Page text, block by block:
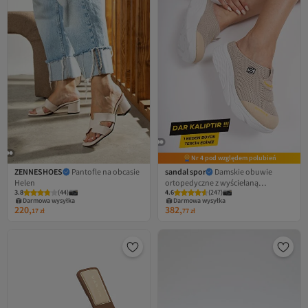
ZENNESHOES
Pantofle na obcasie
Helen
3.8 (44)
Darmowa wysyłka
220,17zł
Nr 4 pod względem polubień
sandal spor
Damskie obuwie
ortopedyczne z wyściełaną
podeszwą, dla lekarzy, pielęgniarek,
pracowników szpitali i kucharzy
SS001-0278 Beżowe
4.6 (247)
Darmowa wysyłka
382,77zł